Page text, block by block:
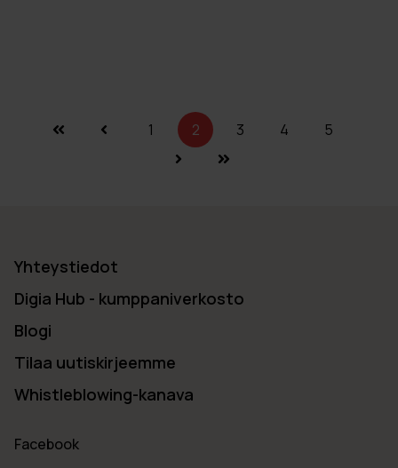
1 2 3 4 5
Yhteystiedot
Digia Hub - kumppaniverkosto
Blogi
Tilaa uutiskirjeemme
Whistleblowing-kanava
Facebook